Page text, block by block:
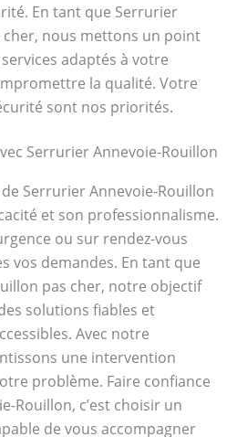
En tant que Serrurier
cher, nous mettons un point
adaptés à votre
la qualité. Votre
sont nos priorités.
Serrurier Annevoie-Rouillon
Serrurier Annevoie-Rouillon
et son professionnalisme.
ou sur rendez-vous
vos demandes. En tant que
pas cher, notre objectif
solutions fiables et
Avec notre
une intervention
problème. Faire confiance
Rouillon, c’est choisir un
de vous accompagner